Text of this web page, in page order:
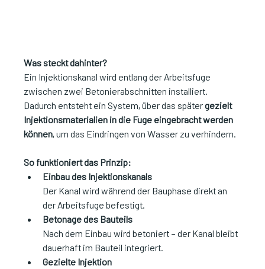
Was steckt dahinter?
Ein Injektionskanal wird entlang der Arbeitsfuge
zwischen zwei Betonierabschnitten installiert.
Dadurch entsteht ein System, über das später gezielt
Injektionsmaterialien in die Fuge eingebracht werden
können, um das Eindringen von Wasser zu verhindern.
So funktioniert das Prinzip:
Einbau des Injektionskanals
Der Kanal wird während der Bauphase direkt an
der Arbeitsfuge befestigt.
Betonage des Bauteils
Nach dem Einbau wird betoniert – der Kanal bleibt
dauerhaft im Bauteil integriert.
Gezielte Injektion